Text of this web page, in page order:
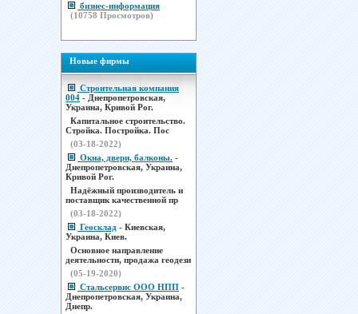
бизнес-информация
(10758 Просмотров)
Новые фирмы
Строительная компания
004 - Днепропетровская,
Украина, Кривой Рог.
Капитальное строительство.
Стройка. Постройка. Пос
(03-18-2022)
Окна, двери, балконы. -
Днепропетровская, Украина,
Кривой Рог.
Надёжный производитель и
поставщик качественной пр
(03-18-2022)
Геосклад - Киевская,
Украина, Киев.
Основное направление
деятельности, продажа геодези
(05-19-2020)
Стальсервис ООО НПП -
Днепропетровская, Украина,
Днепр.